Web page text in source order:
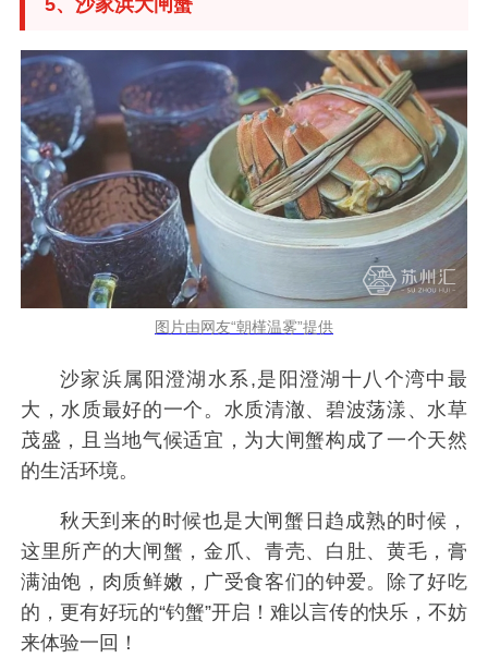
5、沙家浜大闸蟹
图片由网友“朝槿温雾”提供
沙家浜属阳澄湖水系,是阳澄湖十八个湾中最
大，水质最好的一个。水质清澈、碧波荡漾、水草
茂盛，且当地气候适宜，为大闸蟹构成了一个天然
的生活环境。
秋天到来的时候也是大闸蟹日趋成熟的时候，
这里所产的大闸蟹，金爪、青壳、白肚、黄毛，膏
满油饱，肉质鲜嫩，广受食客们的钟爱。除了好吃
的，更有好玩的“钓蟹”开启！难以言传的快乐，不妨
来体验一回！